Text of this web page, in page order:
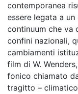
contemporanea
essere legata a
continuum che va
confini nazionali,
cambiamenti
film di W. Wenders,
fonico chiamato
tragitto –